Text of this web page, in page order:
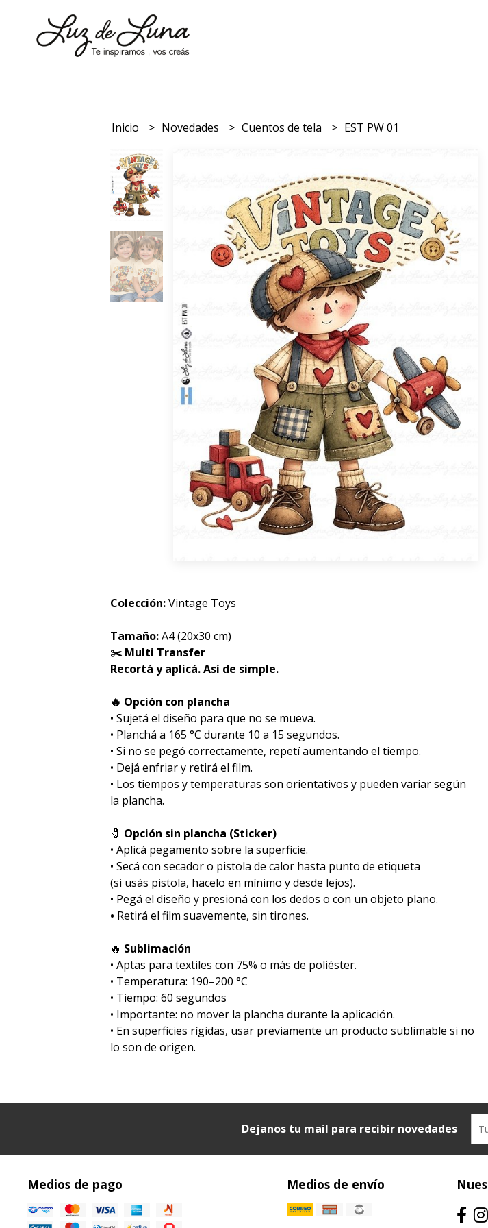
Inicio Novedades Cuentos de tela EST PW 01
Colección:Vintage Toys
Tamaño:A4 (20x30 cm)
✂️ Multi Transfer
Recortá y aplicá. Así de simple.
🔥 Opción con plancha
• Sujetá el diseño para que no se mueva.
• Planchá a 165 °C durante 10 a 15 segundos.
• Si no se pegó correctamente, repetí aumentando el tiempo.
• Dejá enfriar y retirá el film.
• Los tiempos y temperaturas son orientativos y pueden variar según
la plancha.
🧷 Opción sin plancha (Sticker)
• Aplicá pegamento sobre la superficie.
• Secá con secador o pistola de calor hasta punto de etiqueta
(si usás pistola, hacelo en mínimo y desde lejos).
• Pegá el diseño y presioná con los dedos o con un objeto plano.
• Retirá el film suavemente, sin tirones.
🔥 Sublimación
•⁠ ⁠Aptas para textiles con 75% o más de poliéster.
•⁠ ⁠Temperatura: 190–200 °C
•⁠ ⁠Tiempo: 60 segundos
•⁠ ⁠Importante: no mover la plancha durante la aplicación.
•⁠ ⁠En superficies rígidas, usar previamente un producto sublimable si no
lo son de origen.
Dejanos tu mail para recibir novedades
Medios de pago Medios de envío